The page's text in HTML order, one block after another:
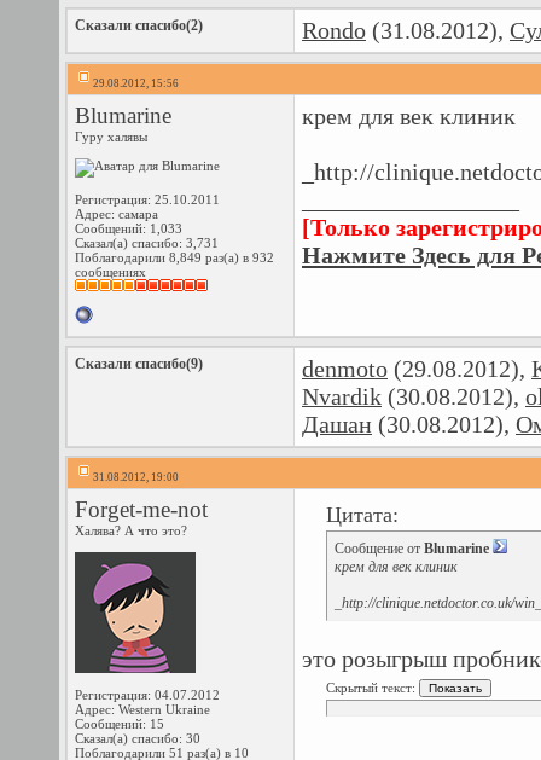
Сказали спасибо(2) Rondo (31.08.2012),
29.08.2012, 15:56
Blumarine
Гуру халявы
Регистрация: 25.10.2011
Адрес: самара
Сообщений: 1,033
Сказал(а) спасибо: 3,731
Поблагодарили 8,849 раз(а) в 932
сообщениях
крем для век клиник
_http://
[Только
Нажмите Здесь для
Сказали спасибо(9) denmoto (29.08.2012),
Nvardik (30.08.2012),
Дашан (30.08.2012),
31.08.2012, 19:00
Forget-me-not
Халява? А что это?
Регистрация: 04.07.2012
Адрес: Western Ukraine
Сообщений: 15
Сказал(а) спасибо: 30
Поблагодарили 51 раз(а) в 10
Цитата:
Сообщение от Blumarine
крем для век клиник
_http://clinique.netdoctor.co.uk/
это розыгрыш
Скрытый текст: